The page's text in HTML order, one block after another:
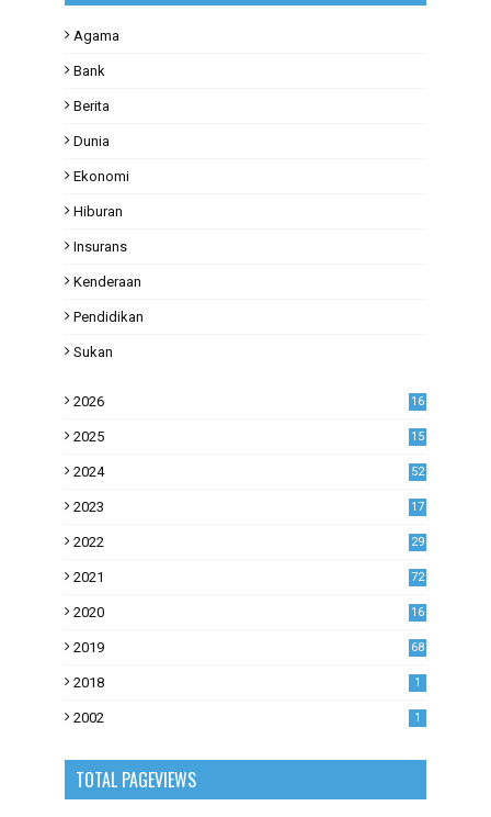
Agama
Bank
Berita
Dunia
Ekonomi
Hiburan
Insurans
Kenderaan
Pendidikan
Sukan
2026 16
2025 15
2024 52
2023
17
2022
29
2021
72
2020
16
2019
68
2018 1
2002 1
TOTAL PAGEVIEWS